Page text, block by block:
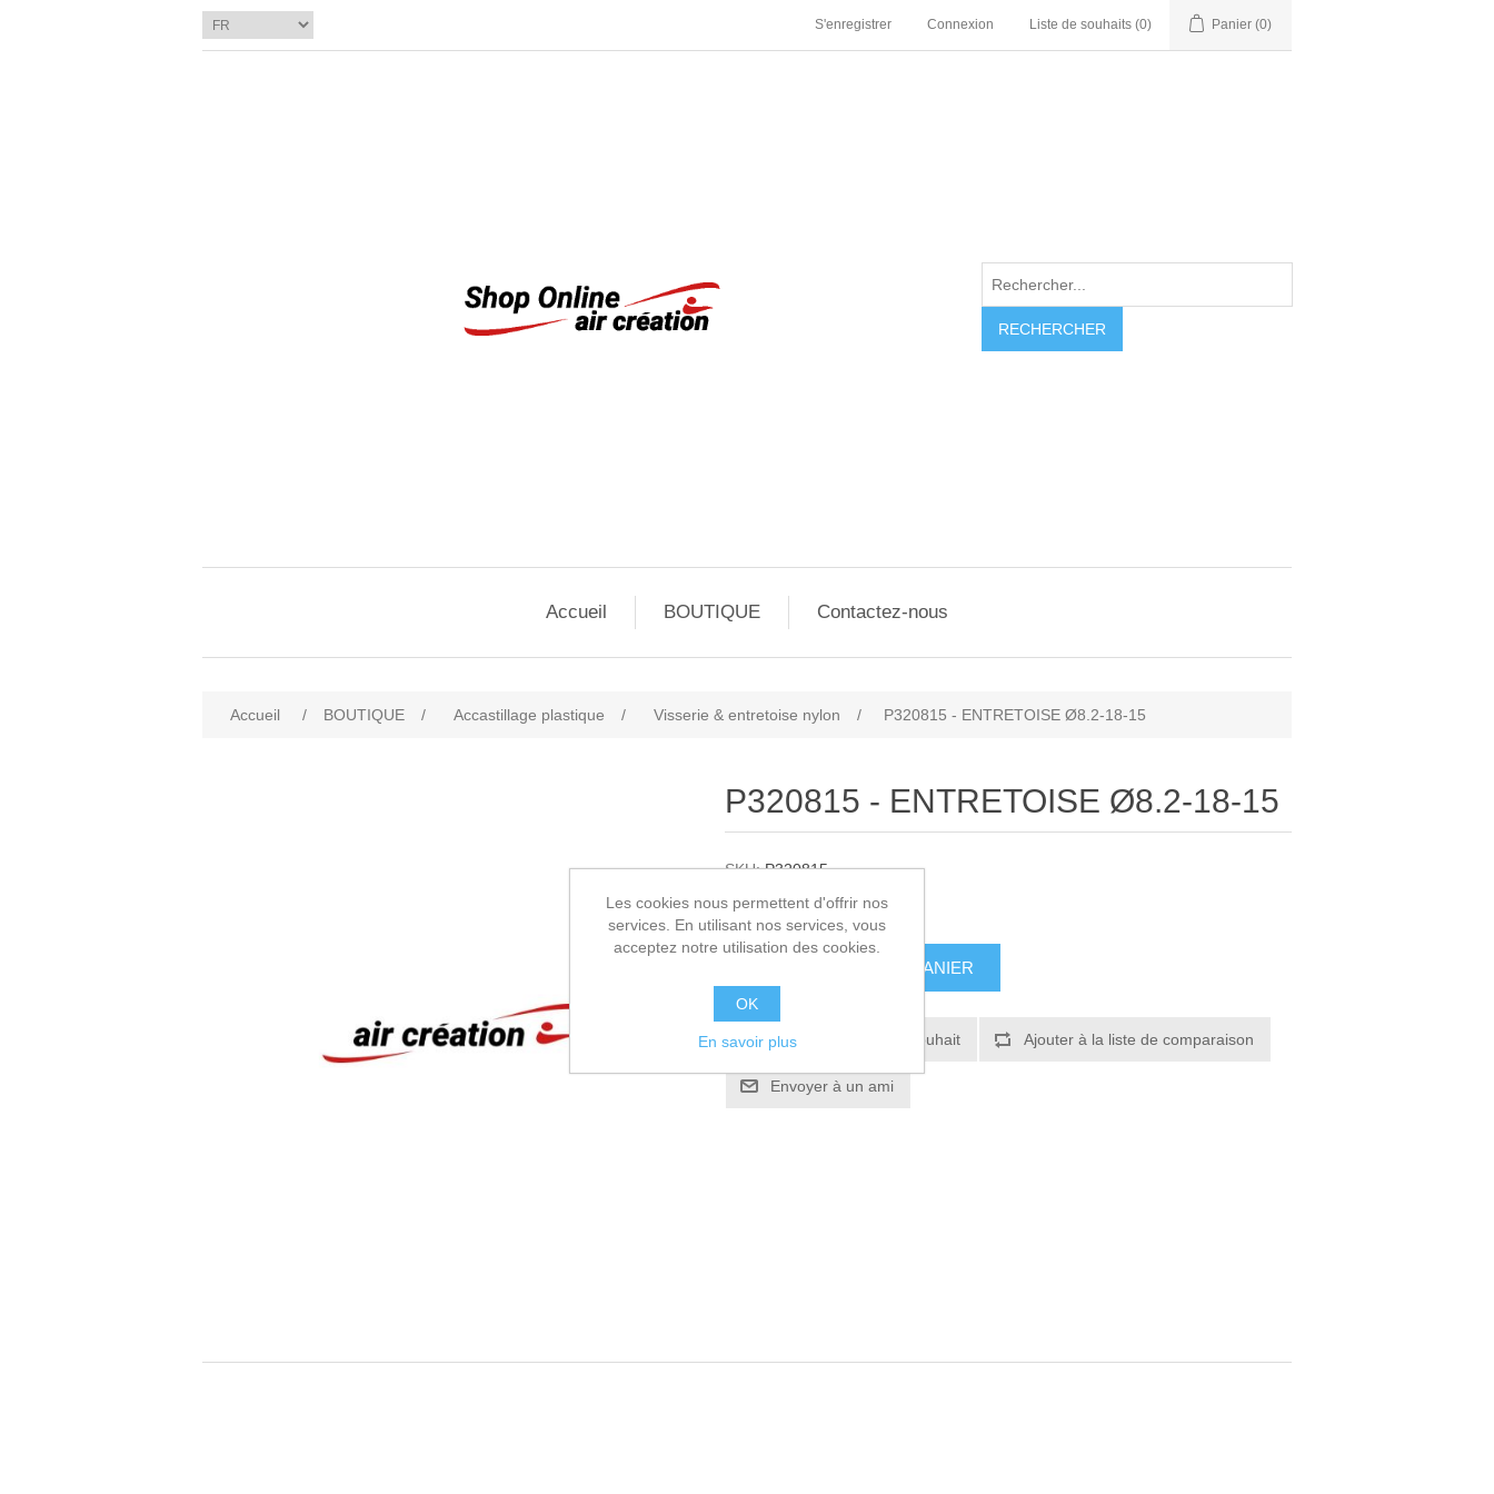
S'enregistrer Connexion Liste de souhaits (0) Panier (0)
RECHERCHER
Accueil BOUTIQUE Contactez-nous
Accueil / BOUTIQUE / Accastillage plastique / Visserie & entretoise nylon / P320815 - ENTRETOISE Ø8.2-18-15
P320815 - ENTRETOISE Ø8.2-18-15
SKU: P320815
2,00€ HT
AJOUTER AU PANIER
Ajouter à la liste de souhait Ajouter à la liste de comparaison
Envoyer à un ami
Les cookies nous permettent d'offrir nos
services. En utilisant nos services, vous
acceptez notre utilisation des cookies.
OK
En savoir plus